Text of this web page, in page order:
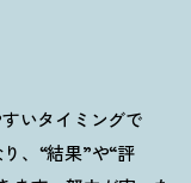
いタイミングで
、“結果”や“評